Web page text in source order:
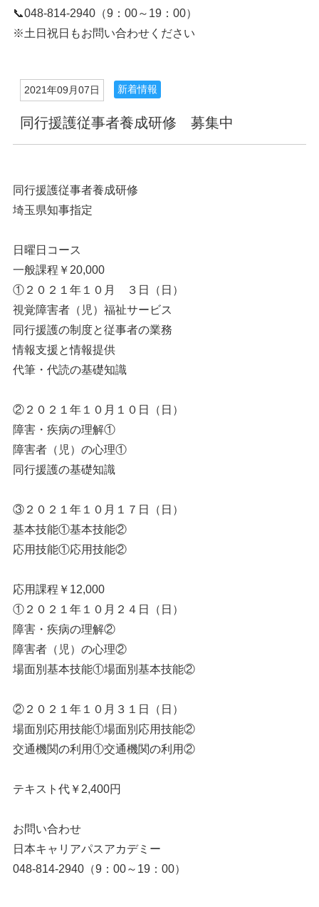
📞048-814-2940（9：00～19：00）
※土日祝日もお問い合わせください
2021年09月07日 新着情報
同行援護従事者養成研修 募集中
同行援護従事者養成研修
埼玉県知事指定
日曜日コース
一般課程￥20,000
①２０２１年１０月 ３日（日）
視覚障害者（児）福祉サービス
同行援護の制度と従事者の業務
情報支援と情報提供
代筆・代読の基礎知識
②２０２１年１０月１０日（日）
障害・疾病の理解①
障害者（児）の心理①
同行援護の基礎知識
③２０２１年１０月１７日（日）
基本技能①基本技能②
応用技能①応用技能②
応用課程￥12,000
①２０２１年１０月２４日（日）
障害・疾病の理解②
障害者（児）の心理②
場面別基本技能①場面別基本技能②
②２０２１年１０月３１日（日）
場面別応用技能①場面別応用技能②
交通機関の利用①交通機関の利用②
テキスト代￥2,400円
お問い合わせ
日本キャリアパスアカデミー
048-814-2940（9：00～19：00）